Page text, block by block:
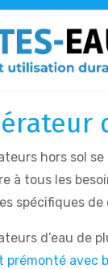
hors sol
à tous les
spécifiques
d’eau de
prémonté avec